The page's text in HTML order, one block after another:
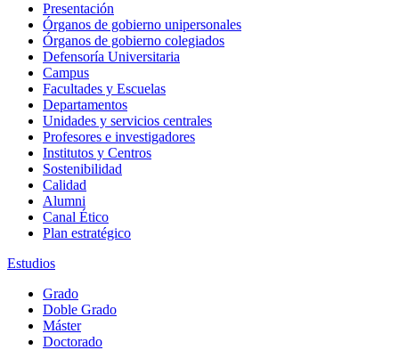
Presentación
Órganos de gobierno unipersonales
Órganos de gobierno colegiados
Defensoría Universitaria
Campus
Facultades y Escuelas
Departamentos
Unidades y servicios centrales
Profesores e investigadores
Institutos y Centros
Sostenibilidad
Calidad
Alumni
Canal Ético
Plan estratégico
Estudios
Grado
Doble Grado
Máster
Doctorado